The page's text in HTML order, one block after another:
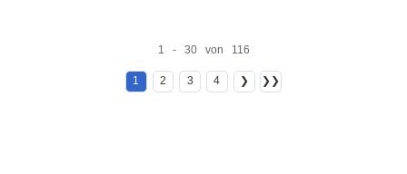
1 - 30 von 116
1 2 3 4 ❯ ❯❯